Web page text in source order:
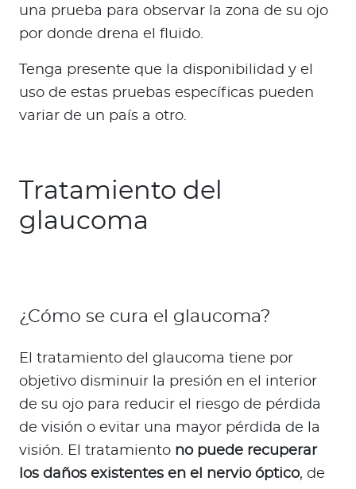
una prueba para observar la zona de su ojo
por donde drena el fluido.
Tenga presente que la disponibilidad y el
uso de estas pruebas específicas pueden
variar de un país a otro.
Tratamiento del
glaucoma
¿Cómo se cura el glaucoma?
El tratamiento del glaucoma tiene por
objetivo disminuir la presión en el interior
de su ojo para reducir el riesgo de pérdida
de visión o evitar una mayor pérdida de la
visión. El tratamiento no puede recuperar
los daños existentes en el nervio óptico, de